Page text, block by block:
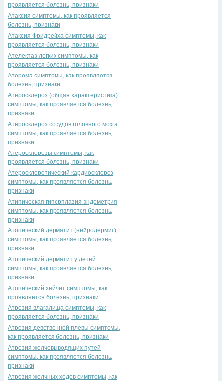
проявляется болезнь, признаки
Атаксия симптомы, как проявляется
болезнь, признаки
Атаксия Фридрейха симптомы, как
проявляется болезнь, признаки
Ателектаз легких симптомы, как
проявляется болезнь, признаки
Атерома симптомы, как проявляется
болезнь, признаки
Атеросклероз (общая характеристика)
симптомы, как проявляется болезнь,
признаки
Атеросклероз сосудов головного мозга
симптомы, как проявляется болезнь,
признаки
Атеросклерозы симптомы, как
проявляется болезнь, признаки
Атеросклеротический кардиосклероз
симптомы, как проявляется болезнь,
признаки
Атипическая гиперплазия эндометрия
симптомы, как проявляется болезнь,
признаки
Атопический дерматит (нейродермит)
симптомы, как проявляется болезнь,
признаки
Атопический дерматит у детей
симптомы, как проявляется болезнь,
признаки
Атопический хейлит симптомы, как
проявляется болезнь, признаки
Атрезия влагалища симптомы, как
проявляется болезнь, признаки
Атрезия девственной плевы симптомы,
как проявляется болезнь, признаки
Атрезия желчевыводящих путей
симптомы, как проявляется болезнь,
признаки
Атрезия желчных ходов симптомы, как